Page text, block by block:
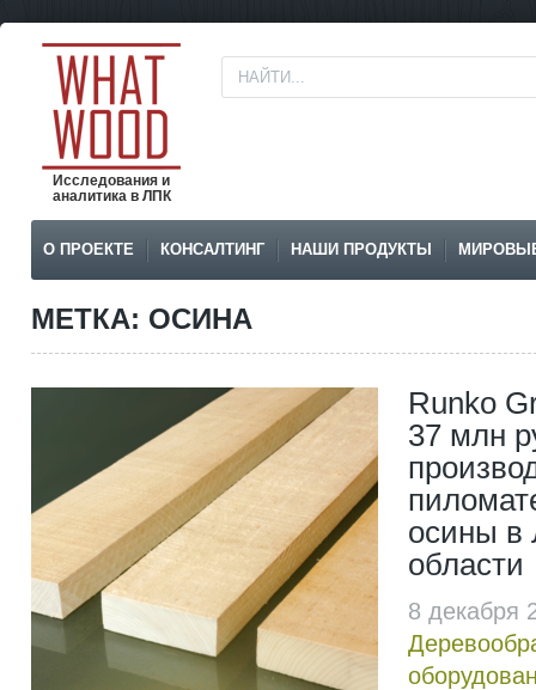
Исследования и
аналитика в ЛПК
О ПРОЕКТЕ КОНСАЛТИНГ НАШИ ПРОДУКТЫ
МЕТКА: ОСИНА
Runko
37 млн
осины в
области
8 декабря